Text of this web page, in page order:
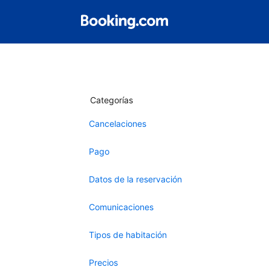
Categorías
Cancelaciones
Pago
Datos de la reservación
Comunicaciones
Tipos de habitación
Precios